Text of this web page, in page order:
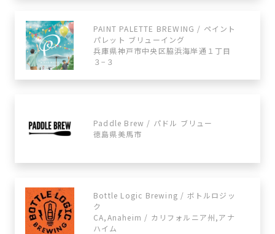
PAINT PALETTE BREWING / ペイント
パレット ブリューイング
兵庫県神戸市中央区脇浜海岸通１丁目
３−３
Paddle Brew / パドル ブリュー
徳島県美馬市
Bottle Logic Brewing / ボトルロジッ
ク
CA,Anaheim / カリフォルニア州,アナ
ハイム